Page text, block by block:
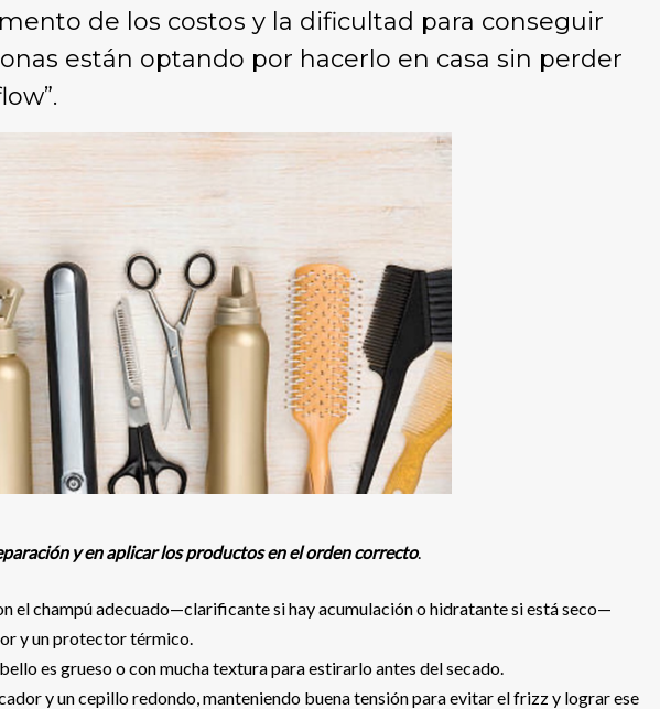
de los costos y la dificultad para conseguir
están optando por hacerlo en casa sin perder
y en aplicar los productos en el orden correcto.
el champú adecuado—clarificante si hay acumulación o hidratante si está seco—
y un protector térmico.
es grueso o con mucha textura para estirarlo antes del secado.
y un cepillo redondo, manteniendo buena tensión para evitar el frizz y lograr ese